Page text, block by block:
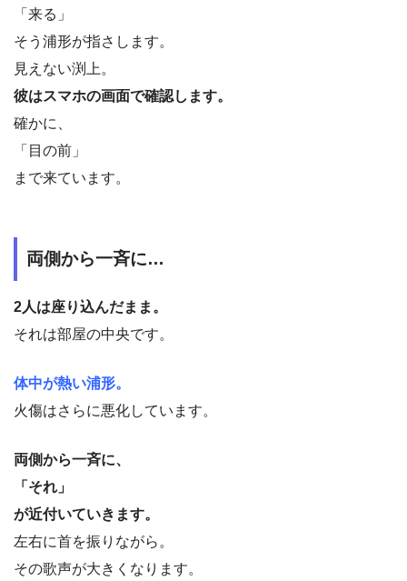
「来る」
そう浦形が指さします。
見えない渕上。
彼はスマホの画面で確認します。
確かに、
「目の前」
まで来ています。
両側から一斉に…
2人は座り込んだまま。
それは部屋の中央です。
体中が熱い浦形。
火傷はさらに悪化しています。
両側から一斉に、
「それ」
が近付いていきます。
左右に首を振りながら。
その歌声が大きくなります。